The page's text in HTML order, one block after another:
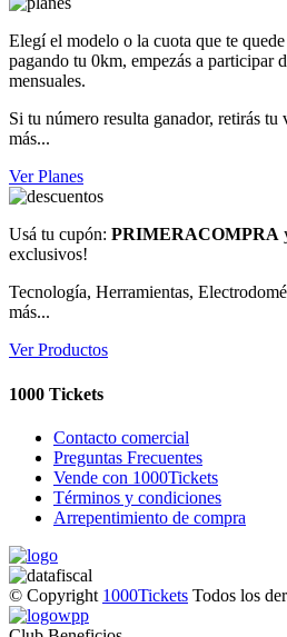
Elegí el modelo o la cuota que te
pagando tu 0km, empezás a participar
mensuales.
Si tu número resulta ganador, retirás
más...
Ver Planes
Usá tu cupón: PRIMERACOMPRA
exclusivos!
Tecnología, Herramientas,
más...
Ver Productos
1000 Tickets
Contacto comercial
Preguntas Frecuentes
Vende con 1000Tickets
Términos y condiciones
Arrepentimiento de compra
© Copyright 1000Tickets Todos los